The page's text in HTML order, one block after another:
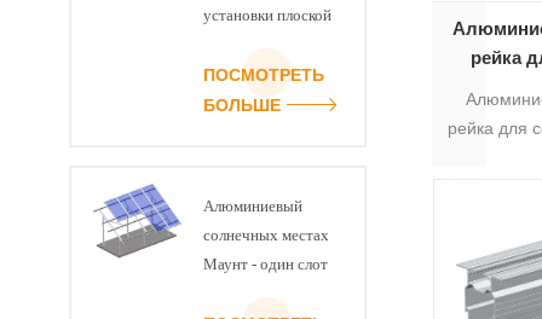
рейка
рейка для
для
установки плоской
регулируемый угол
наклона комплект
ПОСМОТРЕТЬ
БОЛЬШЕ
Алюминиевый
солнечных местах
Маунт - один слот